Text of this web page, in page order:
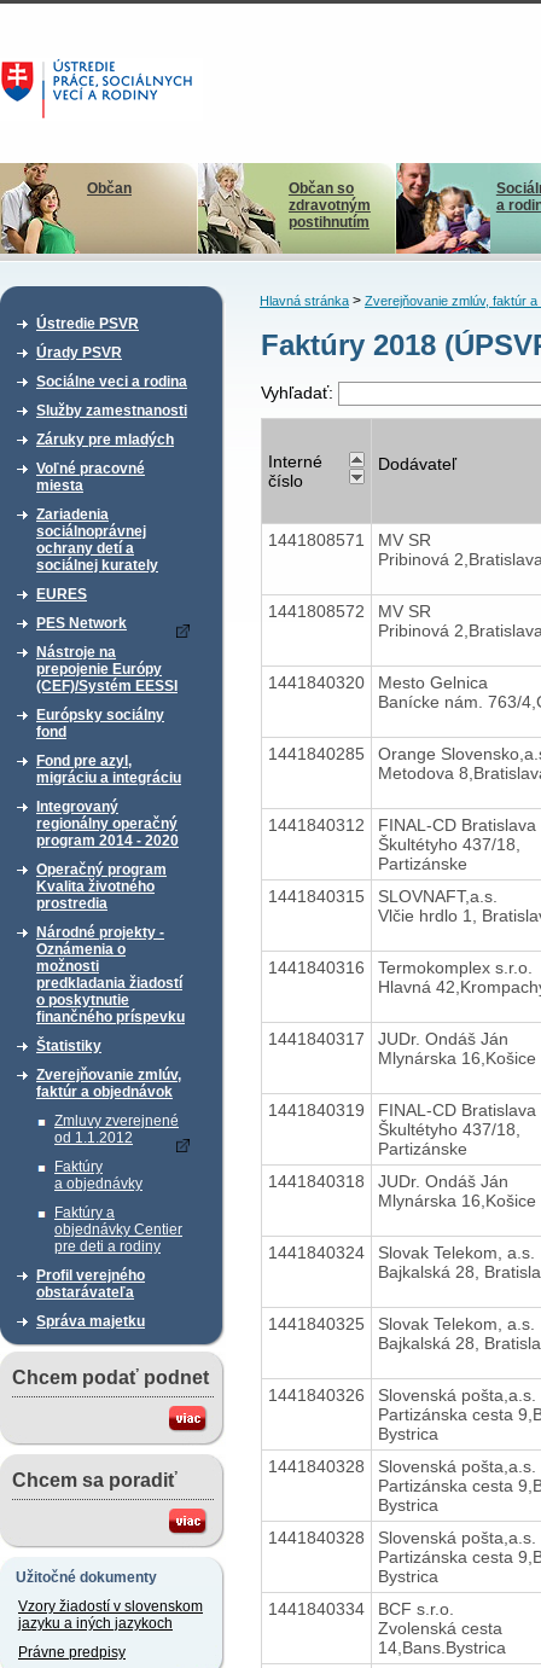
Občan
Občan so
zdravotným
postihnutím
a
Ústredie PSVR
Úrady PSVR
Sociálne veci a rodina
Služby zamestnanosti
Záruky pre mladých
Voľné pracovné
miesta
Zariadenia
sociálnoprávnej
ochrany detí a
sociálnej kurately
EURES
PES Network
Nástroje na
prepojenie Európy
(CEF)/Systém EESSI
Európsky sociálny
fond
Fond pre azyl,
migráciu a integráciu
Integrovaný
regionálny operačný
program 2014 - 2020
Operačný program
Kvalita životného
prostredia
Národné projekty -
Oznámenia o
možnosti
predkladania žiadostí
o poskytnutie
finančného príspevku
Štatistiky
Zverejňovanie zmlúv,
faktúr a objednávok
Zmluvy zverejnené
od 1.1.2012
Faktúry
a objednávky
Faktúry a
objednávky Centier
pre deti a rodiny
Profil verejného
obstarávateľa
Správa majetku
Chcem podať podnet
Chcem sa poradiť
Užitočné dokumenty
Vzory žiadostí v slovenskom
jazyku a iných jazykoch
Právne predpisy
Hlavná stránka> Zverejňovanie zmlúv, faktúr a
Faktúry 2018
Vyhľadať:
Interné
číslo
Dodávateľ
1441808571
MV SR
Pribinová
1441808572
MV SR
Pribinová
1441840320
Mesto Gelnica
Banícke nám. 763/
1441840285
Orange
Metodova
1441840312
FINAL-CD Bratislava
Škultétyho 437/18,
Partizánske
1441840315
SLOVNAFT,a.s.
Vlčie hrdlo 1,
1441840316
Termokomplex s.r.o.
Hlavná
1441840317
JUDr. Ondáš Ján
Mlynárska 16,Košice
1441840319
FINAL-CD Bratislava
Škultétyho 437/18,
Partizánske
1441840318
JUDr. Ondáš Ján
Mlynárska 16,Košice
1441840324
Slovak Telekom, a.s.
Bajkalská 28,
1441840325
Slovak Telekom, a.s.
Bajkalská 28,
1441840326
Slovenská pošta,a.s.
Partizánska cesta
Bystrica
1441840328
Slovenská pošta,a.s.
Partizánska cesta
Bystrica
1441840328
Slovenská pošta,a.s.
Partizánska cesta
Bystrica
1441840334
BCF s.r.o.
Zvolenská cesta
14,Bans.Bystrica